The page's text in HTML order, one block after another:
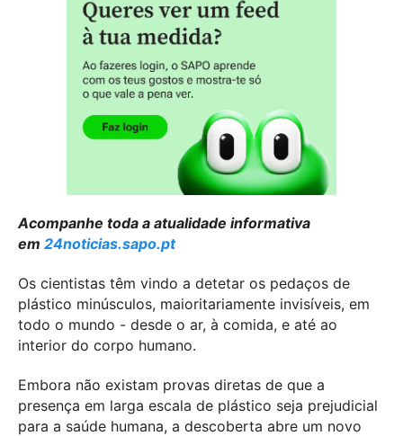
Acompanhe toda a atualidade informativa
em 24noticias.sapo.pt
Os cientistas têm vindo a detetar os pedaços de
plástico minúsculos, maioritariamente invisíveis, em
todo o mundo - desde o ar, à comida, e até ao
interior do corpo humano.
Embora não existam provas diretas de que a
presença em larga escala de plástico seja prejudicial
para a saúde humana, a descoberta abre um novo